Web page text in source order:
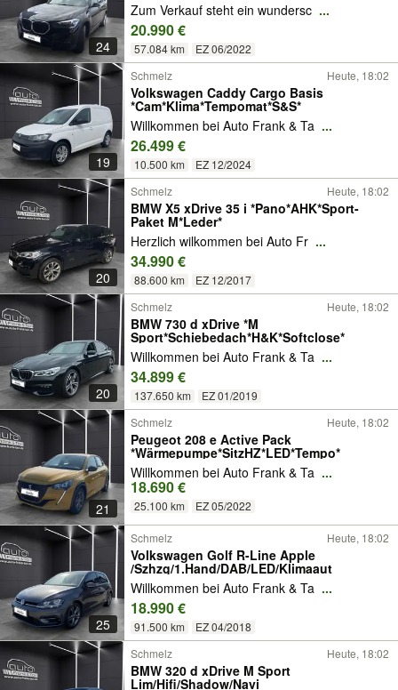
24
Zum Verkauf steht ein wundersc ...
20.990 €
57.084 km EZ 06/2022
19
Schmelz Heute, 18:02
Volkswagen Caddy Cargo Basis
*Cam*Klima*Tempomat*S&S*
Willkommen bei Auto Frank & Ta ...
26.499 €
10.500 km EZ 12/2024
20
Schmelz Heute, 18:02
BMW X5 xDrive 35 i *Pano*AHK*Sport-
Paket M*Leder*
Herzlich wilkommen bei Auto Fr ...
34.990 €
88.600 km EZ 12/2017
20
Schmelz Heute, 18:02
BMW 730 d xDrive *M
Sport*Schiebedach*H&K*Softclose*
Willkommen bei Auto Frank & Ta ...
34.899 €
137.650 km EZ 01/2019
21
Schmelz Heute, 18:02
Peugeot 208 e Active Pack
*Wärmepumpe*SitzHZ*LED*Tempo*
Willkommen bei Auto Frank & Ta ...
18.690 €
25.100 km EZ 05/2022
25
Schmelz Heute, 18:02
Volkswagen Golf R-Line Apple
/Szhzg/1.Hand/DAB/LED/Klimaaut
Willkommen bei Auto Frank & Ta ...
18.990 €
91.500 km
EZ 04/2018
Schmelz
Heute, 18:02
BMW 320 d xDrive M Sport
Lim/Hifi/Shadow/Navi